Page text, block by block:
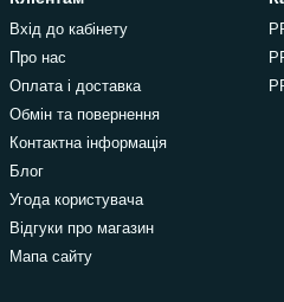
Вхід до кабінету
Про нас
Оплата і доставка
Обмін та повернення
Контактна інформація
Блог
Угода користувача
Відгуки про магазин
Мапа сайту